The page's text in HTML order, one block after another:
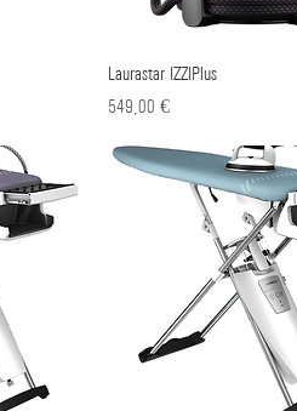
Γρήγορη προβολή
Laurastar IZZIPlus
Τιμή
549,00 €